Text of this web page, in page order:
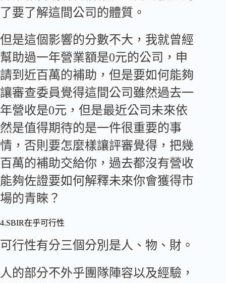
了要了解這間公司的體質。
但是這個影響的分數不大，我就曾經
幫助過一年營業額是0元的公司，申
請到近百萬的補助，但是要如何能夠
讓審查委員覺得這間公司雖然過去一
年營收是0元，但是最近公司未來依
然是值得期待的是一件很重要的事
情，否則要怎麼樣讓評審覺得，把幾
百萬的補助交給你，過去都沒有營收
能夠佐證要如何解釋未來你會獲得市
場的青睞？
4.SBIR在乎可行性
可行性有分三個分別是人、物、財。
人的部分不外乎團隊陣容以及經驗，